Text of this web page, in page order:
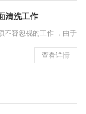
等单位主
清洗工作
不容忽视的工作 ，由于
间大 、 出入的人流量大
杂 。 为了避免医院这
查看详情